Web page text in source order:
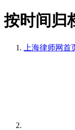
按时间归
上海律师网首